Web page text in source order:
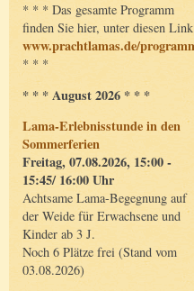
* * * Das gesamte Programm
finden Sie hier, unter diesen
www.prachtlamas.de/
* * *
* * * August 2026 * * *
Lama-Erlebnisstunde in den
Sommerferien
Freitag, 07.08.2026, 15:00 -
15:45/ 16:00 Uhr
Achtsame Lama-Begegnung auf
der Weide für Erwachsene und
Kinder ab 3 J.
Noch 6 Plätze frei (Stand vom
03.08.2026)